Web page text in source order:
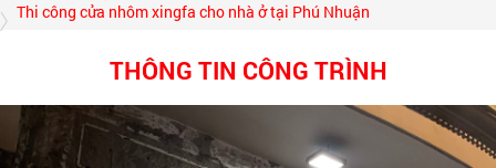
Thi công cửa nhôm xingfa cho nhà ở tại Phú Nhuận
THÔNG TIN CÔNG TRÌNH